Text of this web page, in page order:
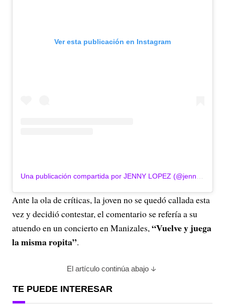
Ver esta publicación en Instagram
Ante la ola de críticas, la joven no se quedó callada esta
vez y decidió contestar, el comentario se refería a su
atuendo en un concierto en Manizales,“Vuelve y juega
la misma ropita”.
El artículo continúa abajo
TE PUEDE INTERESAR